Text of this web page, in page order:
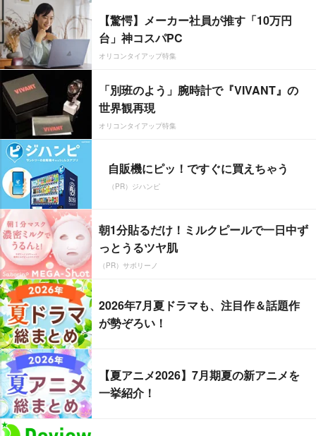
【驚愕】メーカー社員が推す「10万円
台」神コスパPC
オリコンタイアップ特集
「別班のよう」腕時計で『VIVANT』の
世界観再現
オリコンタイアップ特集
自販機にピッ！ですぐに買えちゃう
（PR）ジハンピ
朝1分貼るだけ！ミルクピールで一日中ず
っとうるツヤ肌
（PR）サボリーノ
2026年7月夏ドラマも、注目作＆話題作
が勢ぞろい！
【夏アニメ2026】7月期夏の新アニメを
一挙紹介！